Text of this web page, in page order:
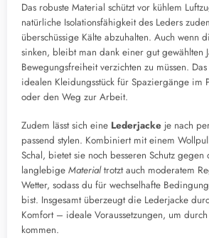
Das robuste Material schützt vor kühlem
natürliche Isolationsfähigkeit des Leders
überschüssige Kälte abzuhalten. Auch wenn
sinken, bleibt man dank einer gut gewählten
Bewegungsfreiheit verzichten zu müssen.
idealen Kleidungsstück für Spaziergänge im
oder den Weg zur Arbeit.
Zudem lässt sich eine Lederjacke je nach
passend stylen. Kombiniert mit einem
Schal, bietet sie noch besseren Schutz gegen
langlebige Materialtrotzt auch moderatem
Wetter, sodass du für wechselhafte
bist. Insgesamt überzeugt die Lederjacke
Komfort – ideale Voraussetzungen, um
kommen.